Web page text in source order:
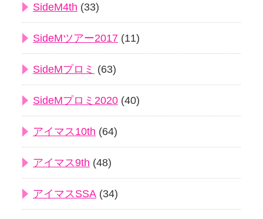
SideM4th (33)
SideMツアー2017 (11)
SideMプロミ (63)
SideMプロミ2020 (40)
アイマス10th (64)
アイマス9th (48)
アイマスSSA (34)